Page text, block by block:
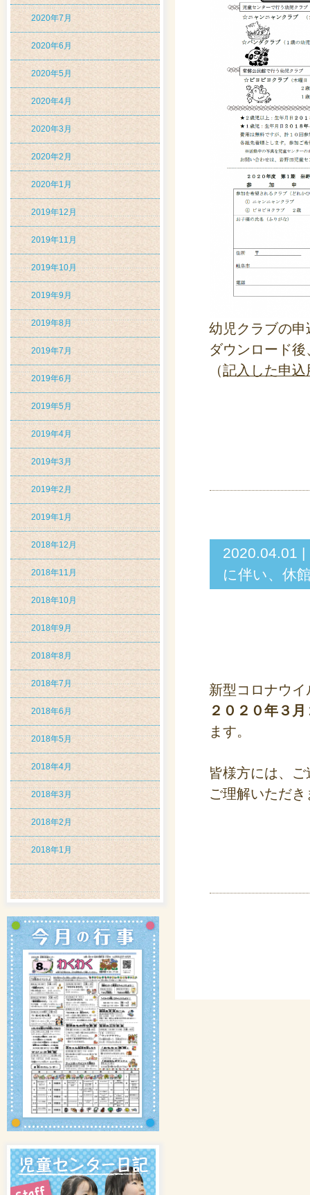
2020年7月
2020年6月
2020年5月
2020年4月
2020年3月
2020年2月
2020年1月
2019年12月
2019年11月
2019年10月
2019年9月
2019年8月
2019年7月
2019年6月
2019年5月
2019年4月
2019年3月
2019年2月
2019年1月
2018年12月
2018年11月
2018年10月
2018年9月
2018年8月
2018年7月
2018年6月
2018年5月
2018年4月
2018年3月
2018年2月
2018年1月
幼児クラブの
ダウンロード
（記入した申
2020.04.01
に伴い、休
新型コロナウ
２０２０年３
ます。
皆様方には、
ご理解いただ